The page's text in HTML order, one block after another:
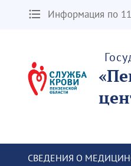
Информация по
СВЕДЕНИЯ О